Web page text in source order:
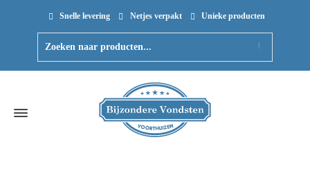
Snelle levering Netjes verpakt Unieke producten